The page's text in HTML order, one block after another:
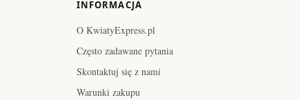
INFORMACJA
O KwiatyExpress.pl
Często zadawane pytania
Skontaktuj się z nami
Warunki zakupu